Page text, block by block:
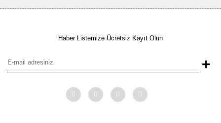
Haber Listemize Ücretsiz Kayıt Olun
+